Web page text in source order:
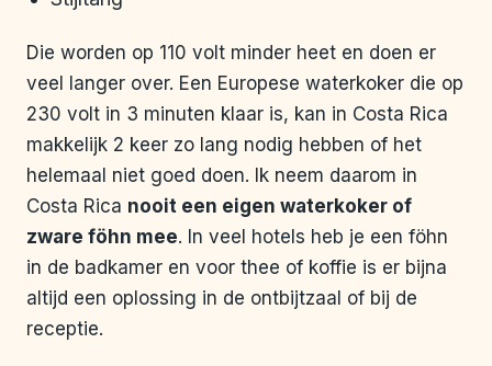
Die worden op 110 volt minder heet en doen er
veel langer over. Een Europese waterkoker die op
230 volt in 3 minuten klaar is, kan in Costa Rica
makkelijk 2 keer zo lang nodig hebben of het
helemaal niet goed doen. Ik neem daarom in
Costa Rica nooit een eigen waterkoker of
zware föhn mee. In veel hotels heb je een föhn
in de badkamer en voor thee of koffie is er bijna
altijd een oplossing in de ontbijtzaal of bij de
receptie.